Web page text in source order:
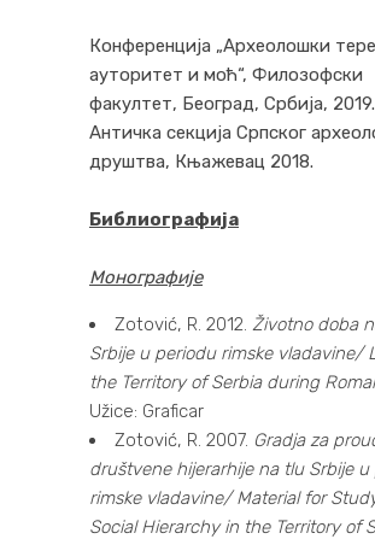
Конференција „Археолошки
ауторитет и моћ“, Филозофски
факултет, Београд, Србија, 2019.
Античка секција Српског
друштва, Књажевац 2018.
Библиографија
Монографије
Zotović, R. 2012. Životno doba
Srbije u periodu rimske vladavine/
the Territory of Serbia during
Užice: Graficar
Zotović, R. 2007. Gradja za
društvene hijerarhije na tlu Srbije u
rimske vladavine/ Material for
Social Hierarchy in the Territory of